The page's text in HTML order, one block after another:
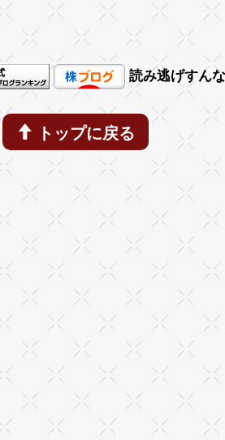
読み逃げすん
トップに戻る